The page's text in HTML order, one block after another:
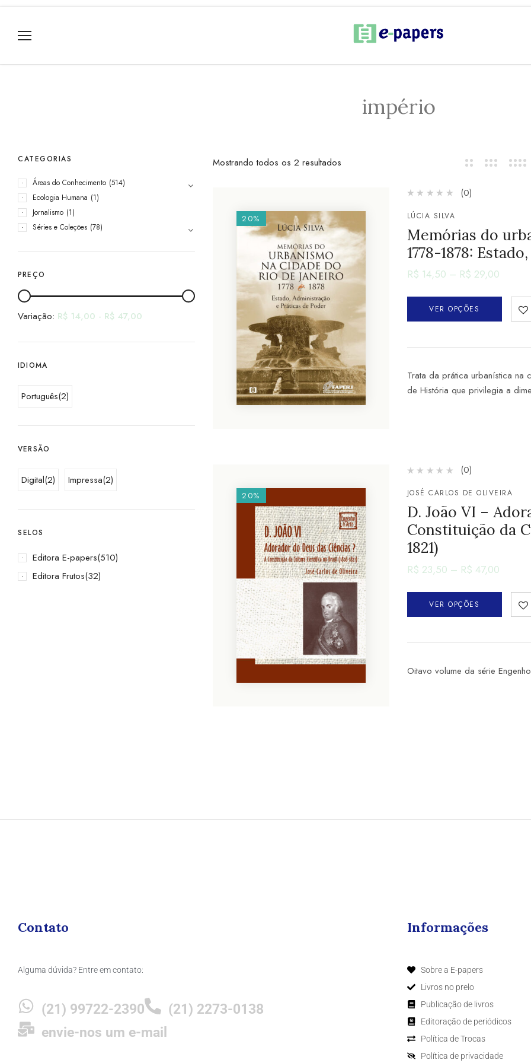
império
CATEGORIAS
Áreas do Conhecimento (514)
Ecologia Humana (1)
Jornalismo (1)
Séries e Coleções (78)
PREÇO
Variação: R$ 14,00 - R$ 47,00
IDIOMA
Português(2)
VERSÃO
Digital(2) Impressa(2)
SELOS
Editora E-papers(510)
Editora Frutos(32)
Mostrando todos os 2 resultados
20%
(0)
LÚCIA SILVA
Memórias do
1778-1878:
R$ 14,50 – R$ 29,00
VER OPÇÕES
Trata da prática urbanística na
de História que privilegia a
20%
(0)
JOSÉ CARLOS DE OLIVEIRA
D. João VI –
Constituição da
1821)
R$ 23,50 – R$ 47,00
VER OPÇÕES
Oitavo volume da série
Contato
Alguma dúvida? Entre em contato:
(21) 99722-2390
(21) 2273-0138
envie-nos um e-mail
Informações
Sobre a E-papers
Livros no prelo
Publicação de livros
Editoração de periódicos
Política de Trocas
Política de privacidade